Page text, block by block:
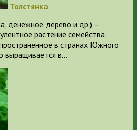
Толстянка
денежное дерево и др.) —
растение семейства
в странах Южного
выращивается в…